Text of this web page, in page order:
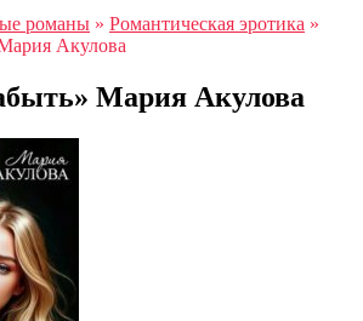
романы » Романтическая эротика »
Акулова
Мария Акулова